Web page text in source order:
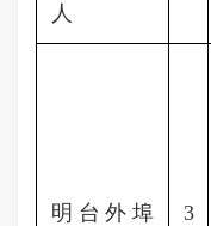
人
明台外埠
3